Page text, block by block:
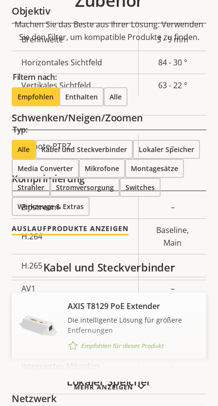
Objektiv
Eigentumsbeschreibung Eigentumswert
Brennweite 3 - 9 mm
Horizontales Sichtfeld 84 - 30 °
Vertikales Sichtfeld 63 - 22 °
Schwenken/Neigen/Zoomen
Eigentumsbeschreibung Eigentumswert
Remote-PTRZ –
Komprimierung
Eigentumsbeschreibung Eigentumswert
Zipstream –
H.264
Baseline,
Main
H.265 –
AV1 –
Eigentumsbeschreibung
Audiounterstützung
Integriertes Mikrofon
Netzwerk
Machen Sie das Beste aus Ihrer Lösung. Verwenden
Sie den Filter, um kompatible Produkte zu finden.
Filtern nach:
Empfohlen Enthalten Alle
Typ:
Alle Kabel und Steckverbinder Lokaler Speicher
Media Converter Mikrofone Montagesätze
Strahler Stromversorgung Switches
Werkzeuge & Extras
AUSLAUFPRODUKTE ANZEIGEN
MEHR ANZEIGEN
Kabel und Steckverbinder
AXIS T8129 PoE Extender
Die intelligente Lösung für größere
Entfernungen
Empfohlen für dieses Produkt
Lokaler Speicher